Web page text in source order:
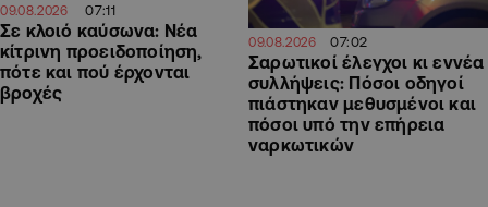
09.08.2026 07:11
Σε κλοιό καύσωνα: Νέα
κίτρινη προειδοποίηση,
πότε και πού έρχονται
βροχές
09.08.2026 07:02
Σαρωτικοί έλεγχοι κι εννέα
συλλήψεις: Πόσοι οδηγοί
πιάστηκαν μεθυσμένοι και
πόσοι υπό την επήρεια
ναρκωτικών